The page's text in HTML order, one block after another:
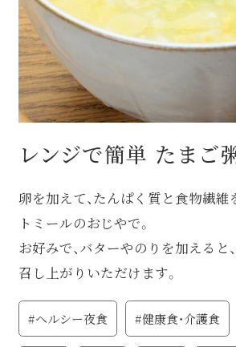
レンジで簡単 たまご
卵を加えて、たんぱく質と食物繊
トミールのおじやで。
お好みで、バターやのりを加えると
召し上がりいただけます。
#ヘルシー夜食 #健康食・介護食